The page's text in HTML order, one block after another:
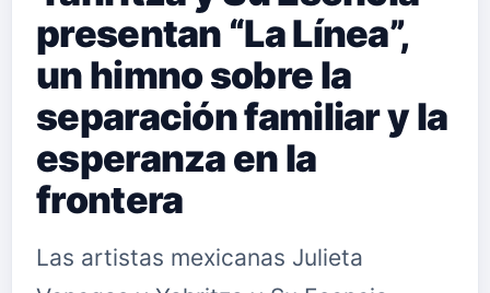
presentan “La Línea”,
un himno sobre la
separación familiar y la
esperanza en la
frontera
Las artistas mexicanas Julieta